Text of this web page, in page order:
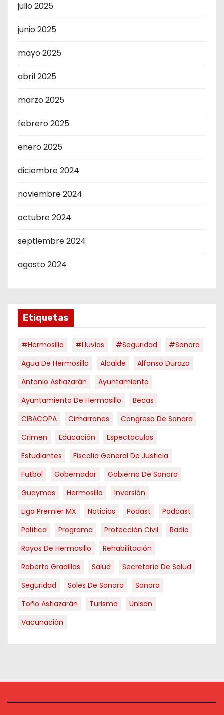
julio 2025
junio 2025
mayo 2025
abril 2025
marzo 2025
febrero 2025
enero 2025
diciembre 2024
noviembre 2024
octubre 2024
septiembre 2024
agosto 2024
Etiquetas
#hermosillo #Lluvias #Seguridad
#Sonora
Agua De Hermosillo
Alcalde
Alfonso Durazo
Antonio Astiazarán
Ayuntamiento
Ayuntamiento De Hermosillo
Becas
CIBACOPA
Cimarrones
Congreso De Sonora
Crimen
Educación
Espectaculos
Estudiantes
Fiscalía General De Justicia
Futbol
Gobernador
Gobierno De Sonora
Guaymas
Hermosillo
Inversión
Liga Premier MX
Noticias Podast
Podcast
Política
Programa Protección Civil
Radio
Rayos De Hermosillo
Rehabilitación
Roberto Gradillas
Salud
Secretaría De Salud
Seguridad
Soles De Sonora
Sonora
Toño Astiazarán
Turismo
Unison
Vacunación